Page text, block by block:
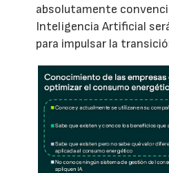
absolutamente
Inteligencia Artificial
para impulsar la